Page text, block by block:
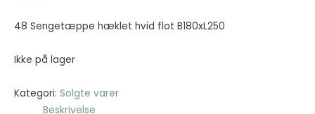
48 Sengetæppe hæklet hvid flot B180xL250
Ikke på lager
Kategori: Solgte varer
Beskrivelse